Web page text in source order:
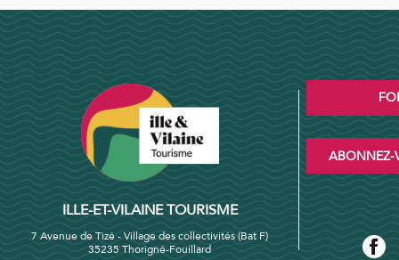
ILLE-ET-VILAINE TOURISME
7 Avenue de Tizé - Village des collectivités (Bat F)
35235 Thorigné-Fouillard
ABONNEZ-